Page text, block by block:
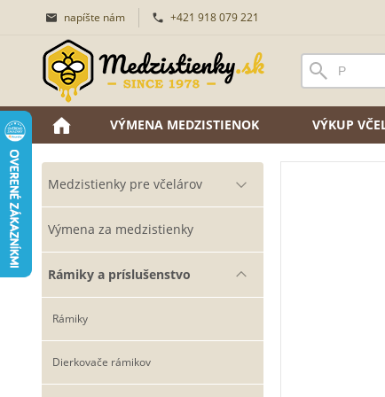
napíšte nám +421 918 079 221
VÝMENA MEDZISTIENOK VÝKUP
Medzistienky pre včelárov
Výmena za medzistienky
Rámiky a príslušenstvo
Rámiky
Dierkovače rámikov